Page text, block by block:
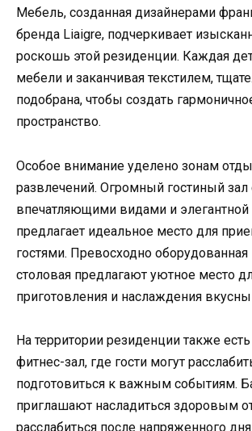
Мебель, созданная дизайнерами
бренда Liaigre, подчеркивает
роскошь этой резиденции. Каждая
мебели и заканчивая текстилем,
подобрана, чтобы создать
пространство.
Особое внимание уделено зонам
развлечений. Огромный гостиный зал
впечатляющими видами и элегантной
предлагает идеальное место для
гостями. Превосходно оборудованная
столовая предлагают уютное место
приготовления и наслаждения
На территории резиденции также
фитнес-зал, где гости могут
подготовиться к важным событиям.
приглашают насладиться здоровым
расслабиться после напряженного дня.